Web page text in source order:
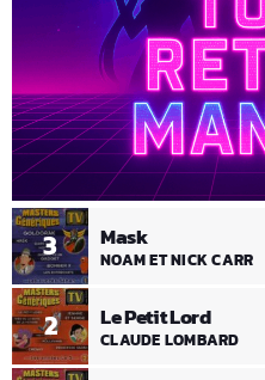
2 Le Petit Lord
CLAUDE LOMBARD
3 Mask
NOAM ET NICK CARR